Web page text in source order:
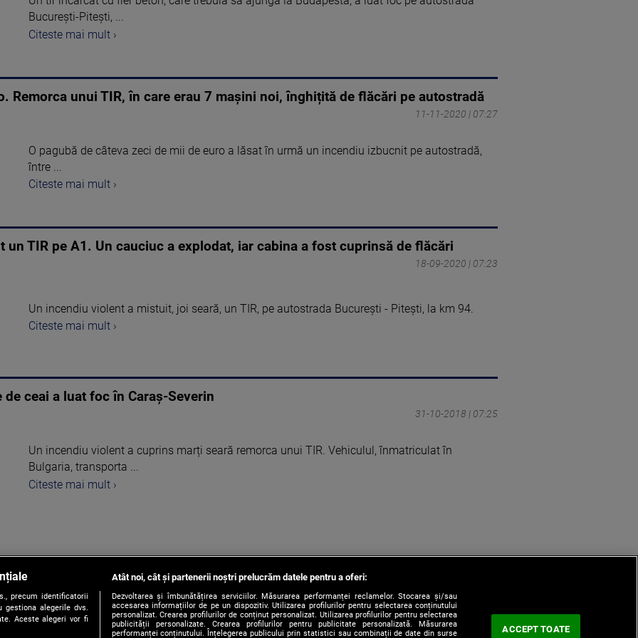
București-Pitești, ...
Citeste mai mult ›
Remorca unui TIR, în care erau 7 mașini noi, înghițită de flăcări pe autostradă
11-11-2020 | 07:27
O pagubă de câteva zeci de mii de euro a lăsat în urmă un incendiu izbucnit pe autostradă,
între ...
Citeste mai mult ›
TIR pe A1. Un cauciuc a explodat, iar cabina a fost cuprinsă de flăcări
18-09-2020 | 07:23
Un incendiu violent a mistuit, joi seară, un TIR, pe autostrada București - Pitești, la km 94.
Citeste mai mult ›
ceai a luat foc în Caraș-Severin
31-10-2018 | 07:25
Un incendiu violent a cuprins marți seară remorca unui TIR. Vehiculul, înmatriculat în
Bulgaria, transporta ...
Citeste mai mult ›
1
precum identificatorii
gestiona alegerile dvs.
Aceste alegeri vor fi
Atât noi, cât și partenerii noștri prelucrăm datele pentru a oferi:
Dezvoltarea și îmbunătățirea serviciilor. Măsurarea performanței reclamelor. Stocarea și/sau
accesarea informațiilor de pe un dispozitiv. Utilizarea profilurilor pentru selectarea conținutului
personalizat. Crearea profilurilor de conținut personalizat. Utilizarea profilurilor pentru selectarea
publicității personalizate. Crearea profilurilor pentru publicitate personalizată. Măsurarea
performanței conținutului. Înțelegerea publicului prin statistici sau combinații de date din surse
ACCEPT TOATE